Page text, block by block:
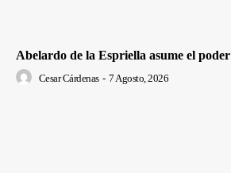
Abelardo de la Espriella asume el poder
Cesar Cárdenas - 7 Agosto, 2026